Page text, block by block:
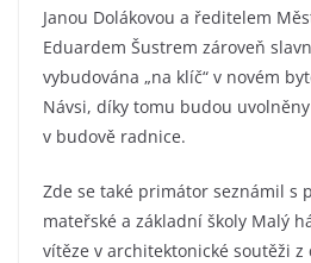
Janou Dolákovou a ředitelem
Eduardem Šustrem zároveň
vybudována „na klíč“ v novém
Návsi, díky tomu budou
v budově radnice.
Zde se také primátor seznámil s
mateřské a základní školy Malý
vítěze v architektonické soutěži z